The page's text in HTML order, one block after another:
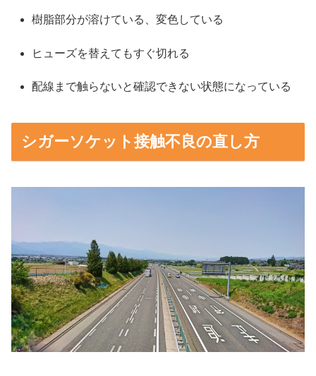
樹脂部分が溶けている、変色している
ヒューズを替えてもすぐ切れる
配線まで触らないと確認できない状態になっている
シガーソケット接触不良の直し方